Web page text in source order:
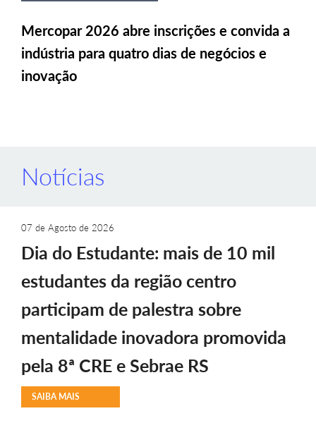
Mercopar 2026 abre inscrições e convida a
indústria para quatro dias de negócios e
inovação
Notícias
07 de Agosto de 2026
Dia do Estudante: mais de 10 mil
estudantes da região centro
participam de palestra sobre
mentalidade inovadora promovida
pela 8ª CRE e Sebrae RS
SAIBA MAIS